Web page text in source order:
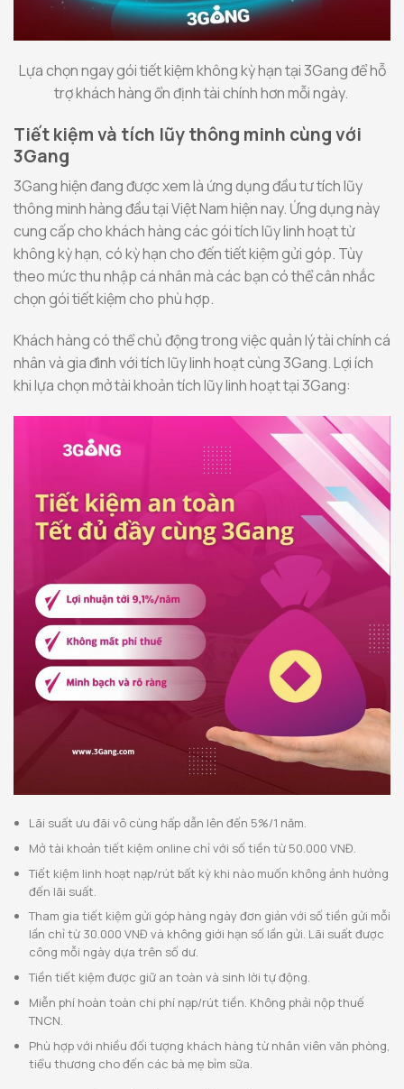
Lựa chọn ngay gói tiết kiệm không kỳ hạn tại 3Gang để hỗ
trợ khách hàng ổn định tài chính hơn mỗi ngày.
Tiết kiệm và tích lũy thông minh cùng với
3Gang
3Gang hiện đang được xem là ứng dụng đầu tư tích lũy
thông minh hàng đầu tại Việt Nam hiện nay. Ứng dụng này
cung cấp cho khách hàng các gói tích lũy linh hoạt từ
không kỳ hạn, có kỳ hạn cho đến tiết kiệm gửi góp. Tùy
theo mức thu nhập cá nhân mà các bạn có thể cân nhắc
chọn gói tiết kiệm cho phù hợp.
Khách hàng có thể chủ động trong việc quản lý tài chính cá
nhân và gia đình với tích lũy linh hoạt cùng 3Gang. Lợi ích
khi lựa chọn mở tài khoản tích lũy linh hoạt tại 3Gang:
Lãi suất ưu đãi vô cùng hấp dẫn lên đến 5%/1 năm.
Mở tài khoản tiết kiệm online chỉ với số tiền từ 50.000 VNĐ.
Tiết kiệm linh hoạt nạp/rút bất kỳ khi nào muốn không ảnh hưởng
đến lãi suất.
Tham gia tiết kiệm gửi góp hàng ngày đơn giản với số tiền gửi mỗi
lần chỉ từ 30.000 VNĐ và không giới hạn số lần gửi. Lãi suất được
công mỗi ngày dựa trên số dư.
Tiền tiết kiệm được giữ an toàn và sinh lời tự động.
Miễn phí hoàn toàn chi phí nạp/rút tiền. Không phải nộp thuế
TNCN.
Phù hợp với nhiều đối tượng khách hàng từ nhân viên văn phòng,
tiểu thương cho đến các bà mẹ bỉm sữa.